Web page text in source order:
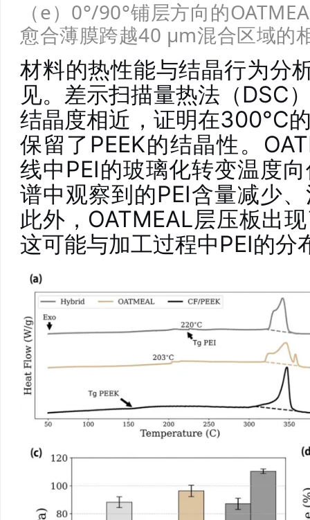
（e）0°/90°铺层方向的
愈合薄膜跨越40 μm混合区域的
材料的热性能与结晶行为分
见。差示扫描量热法（DSC
结晶度相近，证明在300°C
保留了PEEK的结晶性。
线中PEI的玻璃化转变温度
谱中观察到的PEI含量减少
此外，OATMEAL层压板出
这可能与加工过程中PEI的分